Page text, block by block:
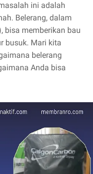
ini adalah
Belerang, dalam
bisa memberikan bau
busuk. Mari kita
belerang
Anda bisa